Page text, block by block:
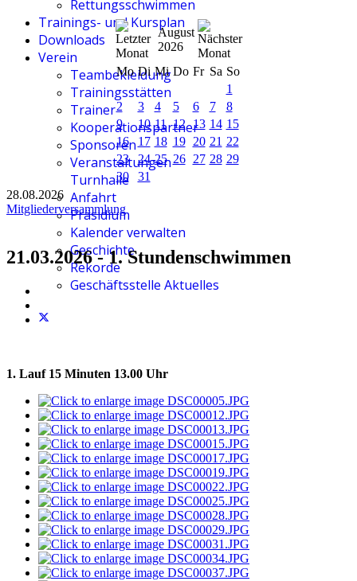
Rettungsschwimmen
Trainings- und Kursplan
Downloads
Verein
Teambekleidung
Trainingsstätten
Trainer
Kooperationspartner
Sponsoren
Veranstaltungen
Turnhalle
Anfahrt
Präsidium
Kalender verwalten
Geschichte
Rekorde
Geschäftsstelle Aktuelles
August
2026
Mo Di Mi Do Fr Sa So
1
2
3 4 5 6 7
8
9
10 11 12 13 14 15
16
17 18 19 20 21 22
23
24 25 26 27 28 29
30
31
28.08.2026
Mitgliederversammlung
21.03.2026 - 1. Stundenschwimmen
1. Lauf 15 Minuten 13.00 Uhr